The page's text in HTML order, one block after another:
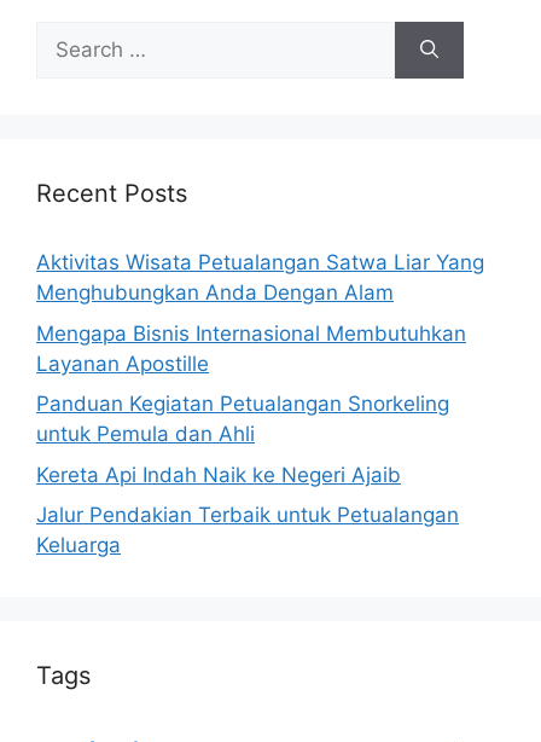
Search
for:
Recent Posts
Aktivitas Wisata Petualangan Satwa Liar Yang
Menghubungkan Anda Dengan Alam
Mengapa Bisnis Internasional Membutuhkan
Layanan Apostille
Panduan Kegiatan Petualangan Snorkeling
untuk Pemula dan Ahli
Kereta Api Indah Naik ke Negeri Ajaib
Jalur Pendakian Terbaik untuk Petualangan
Keluarga
Tags